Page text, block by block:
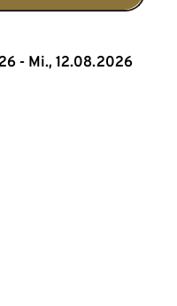
- Mi., 12.08.2026